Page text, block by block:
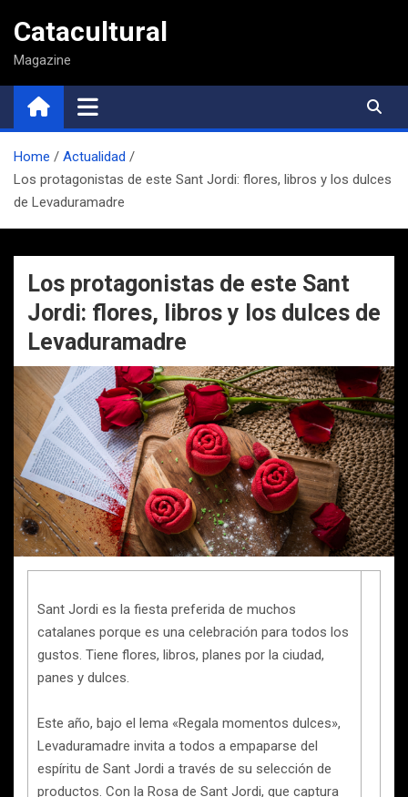
contenido
Catacultural
Magazine
Home
Actualidad
Los protagonistas de este Sant Jordi: flores, libros y los dulces
de Levaduramadre
Los protagonistas de este Sant
Jordi: flores, libros y los dulces de
Levaduramadre
Sant Jordi es la fiesta preferida de muchos
catalanes porque es una celebración para todos los
gustos. Tiene flores, libros, planes por la ciudad,
panes y dulces.
Este año, bajo el lema «Regala momentos dulces»,
Levaduramadre invita a todos a empaparse del
espíritu de Sant Jordi a través de su selección de
productos. Con la Rosa de Sant Jordi, que captura